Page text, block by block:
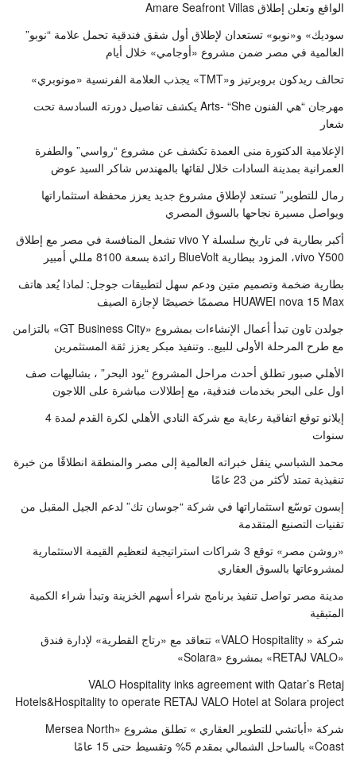
الواقع وتعلن إطلاق Amare Seafront Villas
سوديك» و«نوبو» تستعدان لإطلاق أول شقق فندقية تحمل علامة “نوبو”
العالمية في مصر ضمن مشروع «أوجامي» خلال أيام
تحالف ريدكون بروبرتيز و«TMT» يجذب العلامة الفرنسية «مونوبري»
مهرجان “هي الفنون Arts- “She يكشف تفاصيل دورته السادسة تحت
شعار
الإعلامية الدكتورة منى العمدة تكشف عن مشروع “رواسي” والطفرة
العمرانية بمدينة السادات خلال لقائها بالمهندس شاكر السيد عوض
رمال للتطوير” تستعد لإطلاق مشروع جديد يعزز محفظة استثماراتها
ويواصل مسيرة نجاحها بالسوق المصري
أكبر بطارية في تاريخ سلسلة vivo Y تشعل المنافسة في مصر مع إطلاق
vivo Y500، المزود ببطارية BlueVolt رائدة بسعة 8100 مللي أمبير
بطارية ضخمة وتصميم متين ودعم سهل لتطبيقات جوجل: لماذا يُعد هاتف
HUAWEI nova 15 Max مصممًا خصيصًا لإجازة الصيف
جولدن تاون تبدأ أعمال الإنشاءات بمشروع «GT Business City» بالتزامن
مع طرح المرحلة الأولى للبيع.. وتنفيذ مبكر يعزز ثقة المستثمرين
الأهلي صبور تطلق أحدث مراحل المشروع “يود البحر” ، بشاليهات صف
اول على البحر بخدمات فندقية، مع إطلالات مباشرة على اللاجون
إيلانو توقع اتفاقية رعاية مع شركة النادي الأهلي لكرة القدم لمدة 4
سنوات
محمد الشباسي ينقل خبراته العالمية إلى مصر والمنطقة انطلاقًا من خبرة
تنفيذية تمتد لأكثر من 23 عامًا
إبسون توسّع استثماراتها في شركة “جوسان تك” لدعم الجيل المقبل من
تقنيات التصنيع المتقدمة
«روشن مصر» توقع 3 شراكات استراتيجية لتعظيم القيمة الاستثمارية
لمشروعاتها بالسوق العقاري
مدينة مصر تواصل تنفيذ برنامج شراء أسهم الخزينة وتبدأ شراء الكمية
المتبقية
شركة « VALO Hospitality» تتعاقد مع «رتاج القطرية» لإدارة فندق
«RETAJ VALO» بمشروع «Solara»
VALO Hospitality inks agreement with Qatar’s Retaj
Hotels&Hospitality to operate RETAJ VALO Hotel at Solara project
شركة «أباتشي للتطوير العقاري » تطلق مشروع «Mersea North
Coast» بالساحل الشمالي بمقدم 5% وتقسيط حتى 15 عامًا